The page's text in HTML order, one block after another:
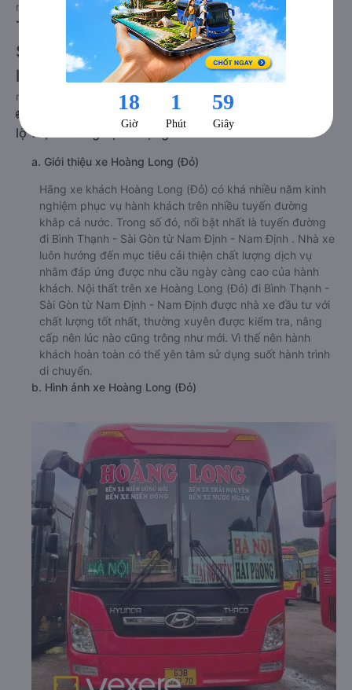
rẻ hơn.
Tư vấn TOP 5 xe khách đi Bình Thạnh -
Sài Gòn từ Nam Định - Nam Định chất
lượng cao, uy tín, giá rẻ nhất 08/2026
null
🚌 1. Xe Hoàng Long (Đỏ) khởi hành tại Km105, Quốc
lộ 10, Phường Lộc Vượng
a. Giới thiệu xe Hoàng Long (Đỏ)
Hãng xe khách Hoàng Long (Đỏ) có khá nhiều năm kinh
nghiệm phục vụ hành khách trên nhiều tuyến đường
khắp cả nước. Trong số đó, nổi bật nhất là tuyến đường
đi Bình Thạnh - Sài Gòn từ Nam Định - Nam Định . Nhà xe
luôn hướng đến mục tiêu cải thiện chất lượng dịch vụ
nhằm đáp ứng được nhu cầu ngày càng cao của hành
khách. Nội thất trên xe Hoàng Long (Đỏ) đi Bình Thạnh -
Sài Gòn từ Nam Định - Nam Định được nhà xe đầu tư với
chất lượng tốt nhất, thường xuyên được kiểm tra, nâng
cấp nên lúc nào cũng trông như mới. Vì thế nên hành
khách hoàn toàn có thể yên tâm sử dụng suốt hành trình
di chuyển.
b. Hình ảnh xe Hoàng Long (Đỏ)